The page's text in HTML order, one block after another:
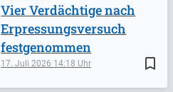
bookmark_border
17. Juli 2026 14:18
Vier Verdächtige nach
Erpressungsversuch
festgenommen